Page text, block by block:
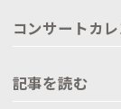
コンサートカ
記事を読む